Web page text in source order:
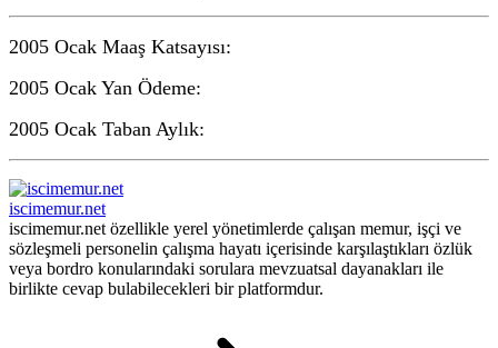
2005 Ocak Maaş Katsayısı:
2005 Ocak Yan Ödeme:
2005 Ocak Taban Aylık:
iscimemur.net
iscimemur.net özellikle yerel yönetimlerde çalışan memur, işçi ve
sözleşmeli personelin çalışma hayatı içerisinde karşılaştıkları özlük
veya bordro konularındaki sorulara mevzuatsal dayanakları ile
birlikte cevap bulabilecekleri bir platformdur.